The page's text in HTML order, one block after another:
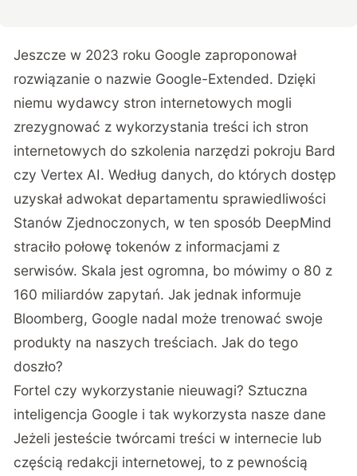
Jeszcze w 2023 roku Google zaproponował
rozwiązanie o nazwie Google-Extended. Dzięki
niemu wydawcy stron internetowych mogli
zrezygnować z wykorzystania treści ich stron
internetowych do szkolenia narzędzi pokroju Bard
czy Vertex AI. Według danych, do których dostęp
uzyskał adwokat departamentu sprawiedliwości
Stanów Zjednoczonych, w ten sposób DeepMind
straciło połowę tokenów z informacjami z
serwisów. Skala jest ogromna, bo mówimy o 80 z
160 miliardów zapytań. Jak jednak informuje
Bloomberg, Google nadal może trenować swoje
produkty na naszych treściach. Jak do tego
doszło?
Fortel czy wykorzystanie nieuwagi? Sztuczna
inteligencja Google i tak wykorzysta nasze dane
Jeżeli jesteście twórcami treści w internecie lub
częścią redakcji internetowej, to z pewnością